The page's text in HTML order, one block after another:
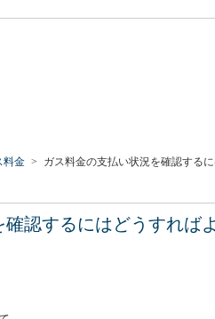
料金 > ガス料金の支払い状況を確認する
認するにはどうすれば